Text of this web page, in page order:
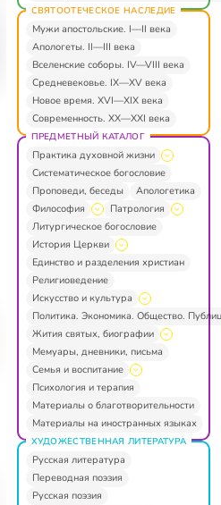
СВЯТООТЕЧЕСКОЕ НАСЛЕДИЕ
Мужи апостольские. I—II века
Апологеты. II—III века
Вселенские соборы. IV—VIII века
Средневековье. IX—XV века
Новое время. XVI—XIX века
Современность. XX—XXI века
ПРЕДМЕТНЫЙ КАТАЛОГ
Практика духовной жизни
Систематическое богословие
Проповеди, беседы
Апологетика
Философия
Патрология
Литургическое богословие
История Церкви
Единство и разделения христиан
Религиоведение
Искусство и культура
Политика. Экономика. Общество.
Жития святых, биографии
Мемуары, дневники, письма
Семья и воспитание
Психология и терапия
Материалы о благотворительности
Материалы на иностранных языках
ХУДОЖЕСТВЕННАЯ ЛИТЕРАТУРА
Русская литература
Переводная поэзия
Русская поэзия